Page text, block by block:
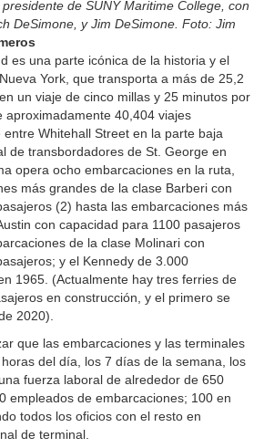
de SUNY Maritime College, con
DeSimone, y Jim DeSimone. Foto: Jim
es una parte icónica de la historia y el
York, que transporta a más de 25,2
un viaje de cinco millas y 25 minutos por
aproximadamente 40,404 viajes
Whitehall Street en la parte baja
de transbordadores de St. George en
opera ocho embarcaciones en la ruta,
más grandes de la clase Barberi con
(2) hasta las embarcaciones más
con capacidad para 1100 pasajeros
de la clase Molinari con
y el Kennedy de 3.000
1965. (Actualmente hay tres ferries de
en construcción, y el primero se
2020).
que las embarcaciones y las terminales
del día, los 7 días de la semana, los
fuerza laboral de alrededor de 650
empleados de embarcaciones; 100 en
todos los oficios con el resto en
de terminal.